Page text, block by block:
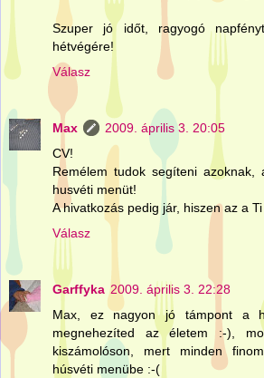
Szuper jó időt, ragyogó
hétvégére!
Válasz
Max
2009. április 3. 20:05
CV!
Remélem tudok segíteni
husvéti menüt!
A hivatkozás pedig jár, hiszen az a
Válasz
Garffyka 2009. április 3. 22:28
Max, ez nagyon jó támpont a
megnehezíted az életem :-),
kiszámolóson, mert minden
húsvéti menübe :-(